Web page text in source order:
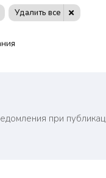
Удалить все
при